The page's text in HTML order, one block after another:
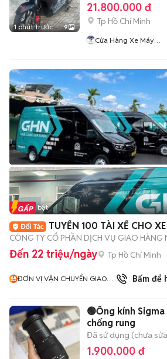
1 phút trước 9
21.800.000 đ
Tp Hồ Chí Minh
Cửa Hàng Xe Máy
Tin nổi bật
TUYỂN 100 TÀI XẾ CHO
CÔNG TY CỔ PHẦN DỊCH VỤ GIAO HÀNG
Đến 22 triệu/ngày Tp Hồ Chí Minh
ĐƠN VỊ VẬN CHUYỂN GIAO
Bấm để
🟢Ống kính
chống rung
Đã sử dụng (chưa
1.900.000 đ